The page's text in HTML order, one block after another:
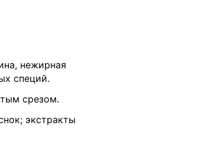
нежирная
специй.
срезом.
экстракты